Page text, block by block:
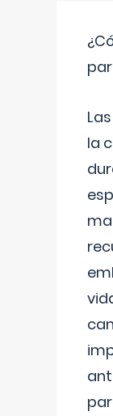
la